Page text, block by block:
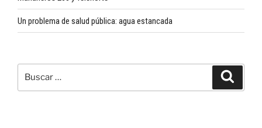
Un problema de salud pública: agua estancada